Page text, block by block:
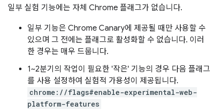
일부 실험 기능에는 자체 Chrome 플래그가 없습니다.
일부 기능은 Chrome Canary에 제공될 때만 사용할 수
있으며 그 전에는 플래그로 활성화할 수 없습니다. 이러
한 경우는 매우 드뭅니다.
1~2분기의 작업이 필요한 '작은' 기능의 경우 다음 플래그
를 사용 설정하여 실험적 가용성이 제공됩니다.
chrome://flags#enable-experimental-web-
platform-features